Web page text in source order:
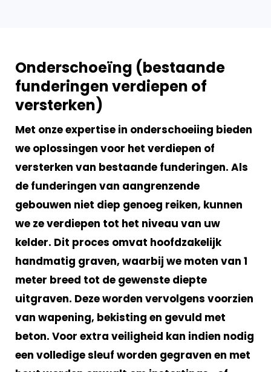
Onderschoeïng (bestaande
funderingen verdiepen of
versterken)
Met onze expertise in onderschoeiing bieden
we oplossingen voor het verdiepen of
versterken van bestaande funderingen. Als
de funderingen van aangrenzende
gebouwen niet diep genoeg reiken, kunnen
we ze verdiepen tot het niveau van uw
kelder. Dit proces omvat hoofdzakelijk
handmatig graven, waarbij we moten van 1
meter breed tot de gewenste diepte
uitgraven. Deze worden vervolgens voorzien
van wapening, bekisting en gevuld met
beton. Voor extra veiligheid kan indien nodig
een volledige sleuf worden gegraven en met